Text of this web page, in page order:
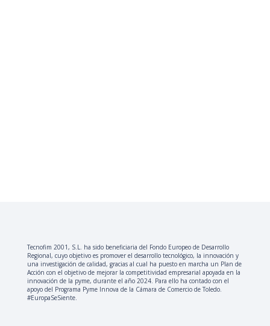
Tecnofim 2001, S.L. ha sido beneficiaria del Fondo Europeo de Desarrollo
Regional, cuyo objetivo es promover el desarrollo tecnológico, la innovación y
una investigación de calidad, gracias al cual ha puesto en marcha un Plan de
Acción con el objetivo de mejorar la competitividad empresarial apoyada en la
innovación de la pyme, durante el año 2024. Para ello ha contado con el
apoyo del Programa Pyme Innova de la Cámara de Comercio de Toledo.
#EuropaSeSiente.